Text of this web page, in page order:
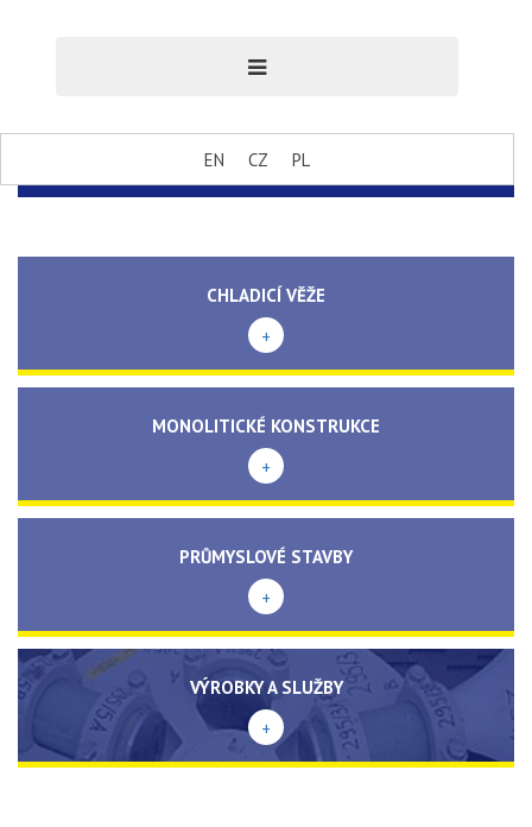
EN CZ PL
CHLADICÍ VĚŽE
+
MONOLITICKÉ KONSTRUKCE
+
PRŮMYSLOVÉ STAVBY
+
VÝROBKY A SLUŽBY
+